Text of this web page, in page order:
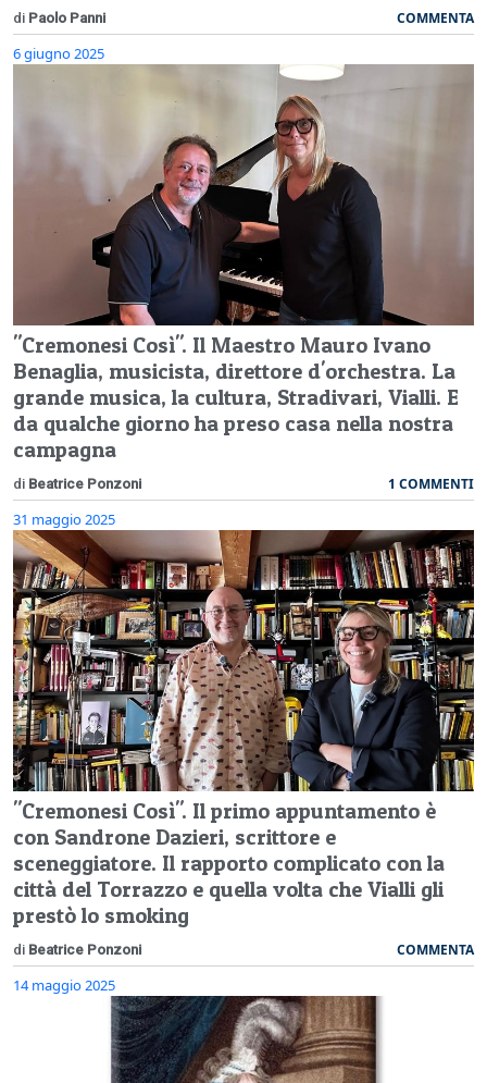
di Paolo Panni COMMENTA
6 giugno 2025
"Cremonesi Così". Il Maestro Mauro Ivano
Benaglia, musicista, direttore d'orchestra. La
grande musica, la cultura, Stradivari, Vialli. E
da qualche giorno ha preso casa nella nostra
campagna
di Beatrice Ponzoni 1 COMMENTI
31 maggio 2025
"Cremonesi Così". Il primo appuntamento è
con Sandrone Dazieri, scrittore e
sceneggiatore. Il rapporto complicato con la
città del Torrazzo e quella volta che Vialli gli
prestò lo smoking
di Beatrice Ponzoni COMMENTA
14 maggio 2025